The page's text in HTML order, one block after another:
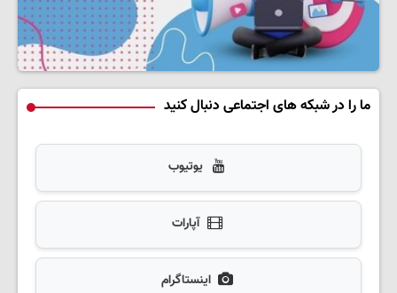
ما را در شبکه های اجتماعی دنبال کنید
یوتیوب
آپارات
اینستاگرام